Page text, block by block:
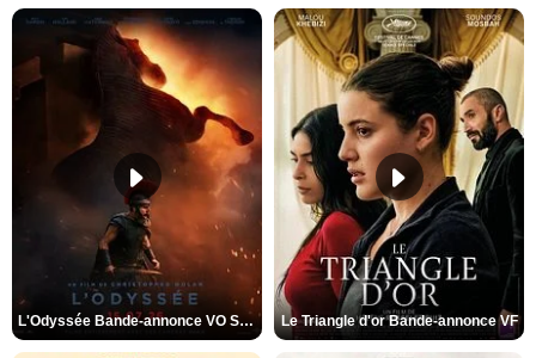
L'Odyssée Bande-annonce VO STFR Le Triangle d'or Bande-annonce VF